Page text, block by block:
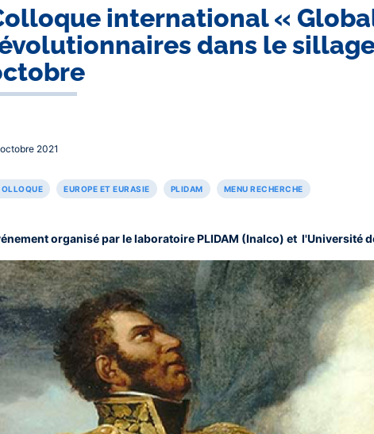
international «
dans le
2021
EUROPE ET EURASIE PLIDAM MENU RECHERCHE
organisé par le laboratoire PLIDAM (Inalco) et l'Université